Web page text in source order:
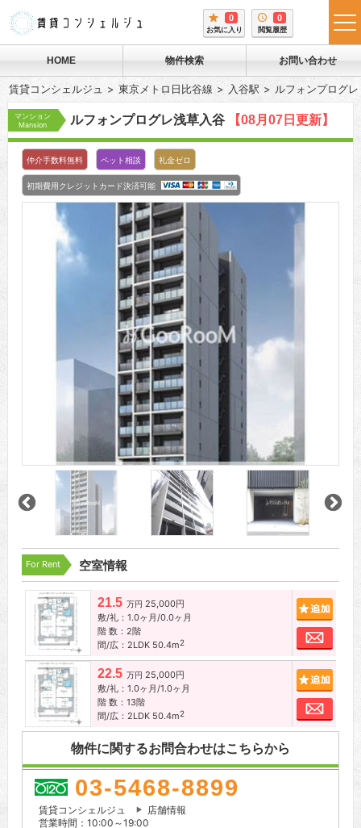
0
お気に入り
0
閲覧履歴
HOME 物件検索 お問い合わせ
賃貸コンシェルジュ 東京メトロ日比谷線 入谷駅 ルフォンプログ
マンション
Mansion
ルフォンプログレ浅草入谷 【08月07日更新】
仲介手数料無料 ペット相談 礼金ゼロ
初期費用クレジットカード決済可能
For Rent 空室情報
21.5 万円 25,000円
敷/礼：1.0ヶ月/0.0ヶ月
階 数：2階
間/広：2LDK 50.4m2
お問
22.5 万円 25,000円
敷/礼：1.0ヶ月/1.0ヶ月
階 数：13階
間/広：2LDK 50.4m2
お問
物件に関するお問合わせはこちらから
03-5468-8899
賃貸コンシェルジュ
店舗情報
営業時間：10:00～19:00